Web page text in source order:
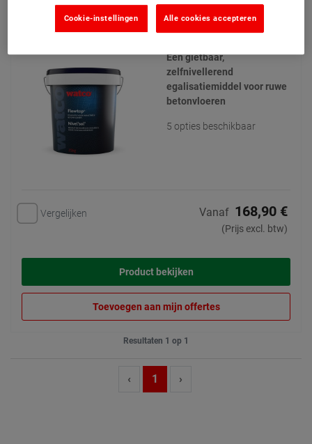
Flowtop - Gietbaar Reparatiemortel
(16)
Een gietbaar,
zelfnivellerend
egalisatiemiddel voor ruwe
betonvloeren
5 opties beschikbaar
Vergelijken Vanaf 168,90 €
(Prijs excl. btw)
Product bekijken
Toevoegen aan mijn offertes
Resultaten 1 op 1
‹ 1 ›
Alle cookies accepteren
Cookie-instellingen